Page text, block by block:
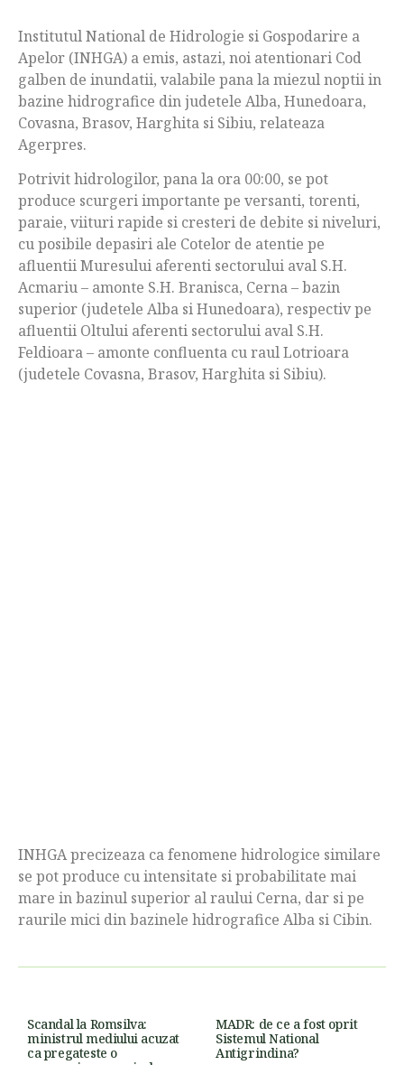
Institutul National de Hidrologie si Gospodarire a
Apelor (INHGA) a emis, astazi, noi atentionari Cod
galben de inundatii, valabile pana la miezul noptii in
bazine hidrografice din judetele Alba, Hunedoara,
Covasna, Brasov, Harghita si Sibiu, relateaza
Agerpres.
Potrivit hidrologilor, pana la ora 00:00, se pot
produce scurgeri importante pe versanti, torenti,
paraie, viituri rapide si cresteri de debite si niveluri,
cu posibile depasiri ale Cotelor de atentie pe
afluentii Muresului aferenti sectorului aval S.H.
Acmariu – amonte S.H. Branisca, Cerna – bazin
superior (judetele Alba si Hunedoara), respectiv pe
afluentii Oltului aferenti sectorului aval S.H.
Feldioara – amonte confluenta cu raul Lotrioara
(judetele Covasna, Brasov, Harghita si Sibiu).
INHGA precizeaza ca fenomene hidrologice similare
se pot produce cu intensitate si probabilitate mai
mare in bazinul superior al raului Cerna, dar si pe
raurile mici din bazinele hidrografice Alba si Cibin.
Scandal la Romsilva:
ministrul mediului acuzat
ca pregateste o
MADR: de ce a fost oprit
Sistemul National
Antigrindina?